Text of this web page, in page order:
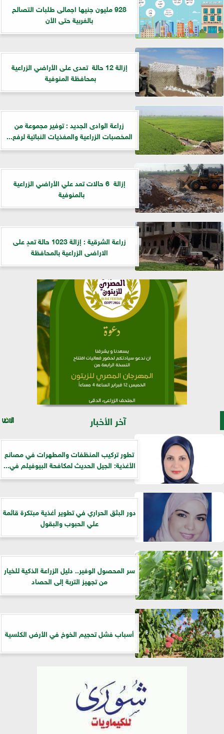
928 مليون جنيها اجمالى طلبات التصالح
بالغربية حتى الأن
إزالة 12 حالة تعدى على الأراضي الزراعية
بمحافظة المنوفية
زراعة الوادى الجديد : توفير مجموعة من
المخصبات الزراعية والمغذيات النباتية لرفع...
إزالة 6 حالات تعد علي الأراضي الزراعية
بالمنوفية
زراعة الشرقية : إزالة 1023 حالة تعدٍ على
الاراضى الزراعية بالمحافظة
آخر الأخبار
تطور تركيب المنظفات والمطهرات في مصانع
الأغذية: الجيل الحديث لمكافحة البيوفيلم في...
دور البثق الحراري في تطوير أغذية مبتكرة قائمة
علي الحبوب والبقول
سر المحصول الوفير.. دليل الزراعة الذكية للخيار
من تجهيز التربة إلى الحصاد
أسباب فشل تحجيم الخوخ في الأرض الكلسية